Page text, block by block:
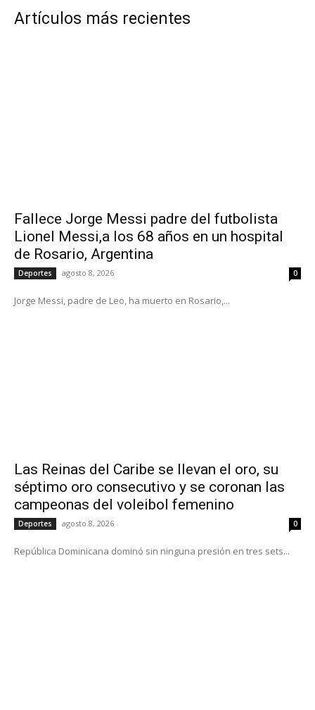
Artículos más recientes
Fallece Jorge Messi padre del futbolista
Lionel Messi,a los 68 años en un hospital
de Rosario, Argentina
Deportes agosto 8, 2026 0
Jorge Messi, padre de Leo, ha muerto en Rosario,...
Las Reinas del Caribe se llevan el oro, su
séptimo oro consecutivo y se coronan las
campeonas del voleibol femenino
Deportes agosto 8, 2026 0
República Dominicana dominó sin ninguna presión en tres sets...